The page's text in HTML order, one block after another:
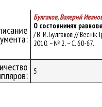
Булгаков, Валерий
О состоянииях
/ В. И. Булгаков // Веснік
2010. – № 2. – С. 60-67.
5